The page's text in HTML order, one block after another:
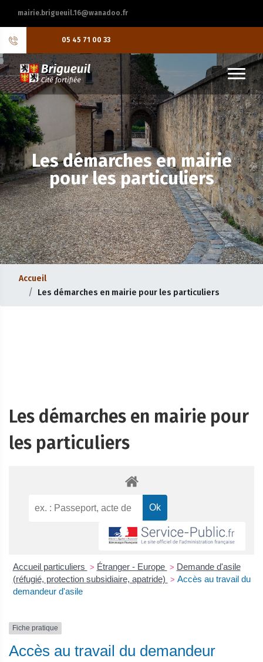
mairie.brigueuil.16@wanadoo.fr
05 45 71 00 33
Les démarches en mairie
pour les particuliers
Accueil
Les démarches en mairie pour les particuliers
Les démarches en mairie pour
les particuliers
Accueil particuliers > Étranger - Europe > Demande d'asile
(réfugié, protection subsidiaire, apatride) > Accès au travail du
demandeur d'asile
Fiche pratique
Accès au travail du demandeur